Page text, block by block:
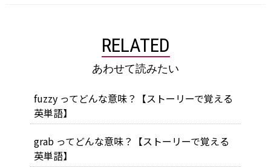
RELATED
あわせて読みたい
fuzzy ってどんな意味？【ストーリーで覚える
英単語】
grab ってどんな意味？【ストーリーで覚える
英単語】